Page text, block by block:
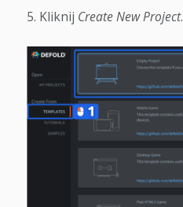
Kliknij Create New Project.